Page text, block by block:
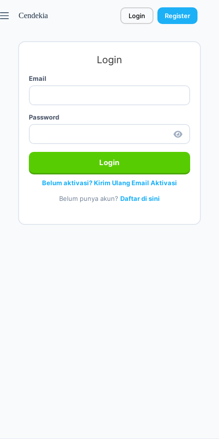
Cendekia Login Register
Login
Email
Password
Login
Belum aktivasi? Kirim Ulang Email Aktivasi
Belum punya akun? Daftar di sini